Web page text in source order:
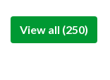
View all (250)